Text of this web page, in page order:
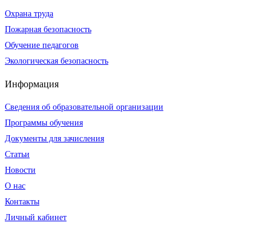
Охрана труда
Пожарная безопасность
Обучение педагогов
Экологическая безопасность
Информация
Сведения об образовательной организации
Программы обучения
Документы для зачисления
Статьи
Новости
О нас
Контакты
Личный кабинет